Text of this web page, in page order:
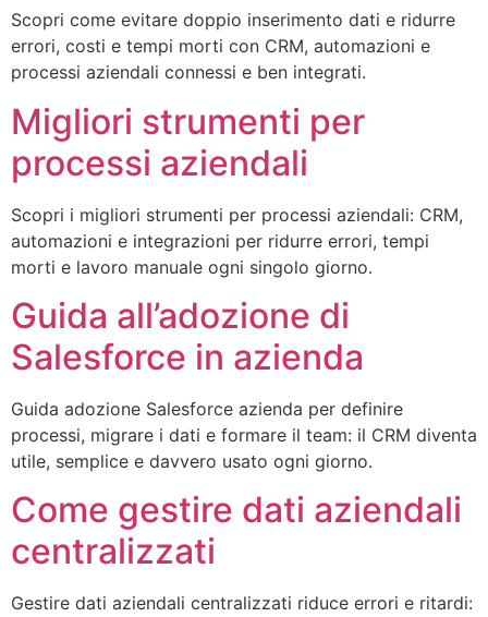
Scopri come evitare doppio inserimento dati e ridurre
errori, costi e tempi morti con CRM, automazioni e
processi aziendali connessi e ben integrati.
Migliori strumenti per
processi aziendali
Scopri i migliori strumenti per processi aziendali: CRM,
automazioni e integrazioni per ridurre errori, tempi
morti e lavoro manuale ogni singolo giorno.
Guida all’adozione di
Salesforce in azienda
Guida adozione Salesforce azienda per definire
processi, migrare i dati e formare il team: il CRM diventa
utile, semplice e davvero usato ogni giorno.
Come gestire dati aziendali
centralizzati
Gestire dati aziendali centralizzati riduce errori e ritardi: